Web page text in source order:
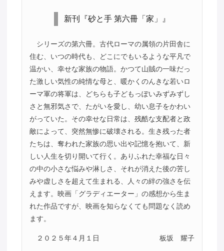
新刊『砂と手 第六冊「家」』
シリーズの第六冊。古代ローマの属領の片田舎に
住む、いつの時代も、どこにでもいるような平凡で
温かい、幸せな家族の物語。かつて山賊の一味だっ
た激しい気性の純情な母と、暖かくのんきな若いロ
ーマ軍の将軍は、どちらも子どもっぽいみずみずし
さと無邪気さで、たがいを愛し、幼い息子をかわい
がっていた。その幸せな日常は、残酷な支配者と政
敵によって、突然無惨に破壊される。生き残った者
たちは、奪われた家族の思い出や記憶を抱いて、新
しい人生を切り開いて行く。ありふれた幸福な日々
の中の小さな悩みや淋しさ、それが消えた後の苦し
みや虚しさを超えて生まれる、人々の絆の強さを伝
えます。映画「グラディエーター」の感想から生ま
れた作品ですが、映画を知らなくても問題なく読め
ます。
２０２５年４月１日 板坂 耀子